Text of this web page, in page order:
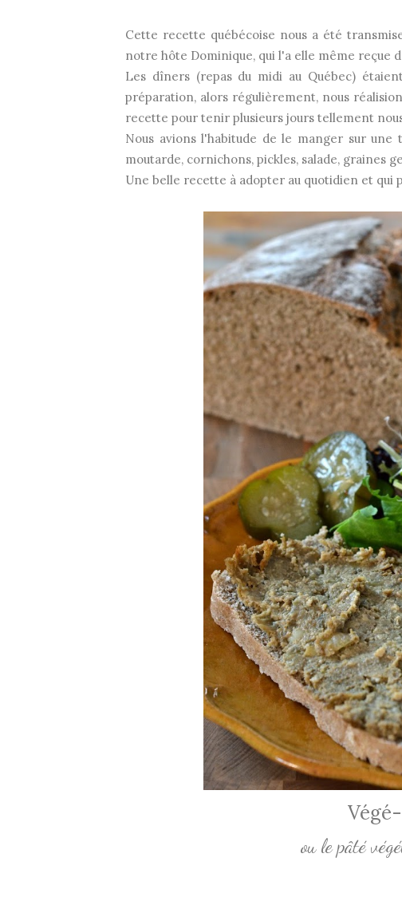
Cette recette québécoise nous a été
notre hôte Dominique, qui l'a elle même reçue
Les dîners (repas du midi au Québec)
préparation, alors régulièrement, nous
recette pour tenir plusieurs jours tellement
Nous avions l'habitude de le manger sur
moutarde, cornichons, pickles, salade, graines
Une belle recette à adopter au quotidien et qui
ou le pâté